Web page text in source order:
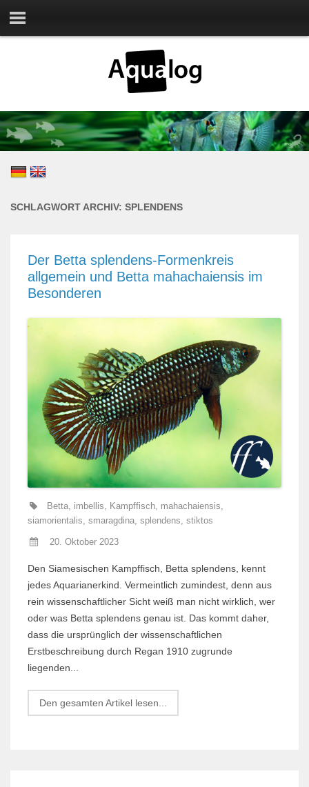
SCHLAGWORT ARCHIV: SPLENDENS
Der Betta splendens-Formenkreis
allgemein und Betta mahachaiensis im
Besonderen
Betta, imbellis Kampffisch, mahachaiensis
siamorientalis
smaragdina splendens stiktos
20. Oktober 2023
Den Siamesischen Kampffisch, Betta splendens, kennt
jedes Aquarianerkind. Vermeintlich zumindest, denn aus
rein wissenschaftlicher Sicht weiß man nicht wirklich, wer
oder was Betta splendens genau ist. Das kommt daher,
dass die ursprünglich der wissenschaftlichen
Erstbeschreibung durch Regan 1910 zugrunde
liegenden...
Den gesamten Artikel lesen...